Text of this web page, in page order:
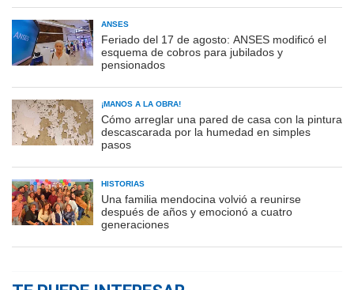
ANSES
Feriado del 17 de agosto: ANSES modificó el
esquema de cobros para jubilados y
pensionados
¡MANOS A LA OBRA!
Cómo arreglar una pared de casa con la pintura
descascarada por la humedad en simples
pasos
HISTORIAS
Una familia mendocina volvió a reunirse
después de años y emocionó a cuatro
generaciones